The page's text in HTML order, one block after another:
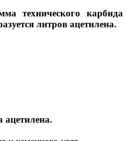
технического карбида
литров ацетилена.
ацетилена.